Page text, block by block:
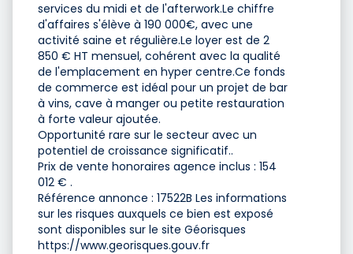
services du midi et de l'afterwork.Le chiffre
d'affaires s'élève à 190 000€, avec une
activité saine et régulière.Le loyer est de 2
850 € HT mensuel, cohérent avec la qualité
de l'emplacement en hyper centre.Ce fonds
de commerce est idéal pour un projet de bar
à vins, cave à manger ou petite restauration
à forte valeur ajoutée.
Opportunité rare sur le secteur avec un
potentiel de croissance significatif..
Prix de vente honoraires agence inclus : 154
012 € .
Référence annonce : 17522B Les informations
sur les risques auxquels ce bien est exposé
sont disponibles sur le site Géorisques
https://www.georisques.gouv.fr